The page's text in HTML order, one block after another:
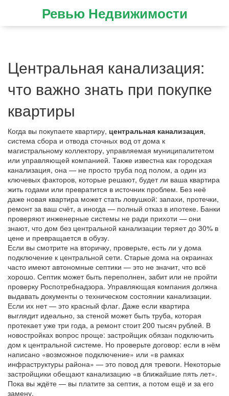
Ревью Недвижимости
Центральная канализация:
что важно знать при покупке
квартиры
Когда вы покупаете квартиру, центральная канализация,
система сбора и отвода сточных вод от дома к
магистральному коллектору, управляемая муниципалитетом
или управляющей компанией. Также известна как городская
канализация, она — не просто труба под полом, а один из
ключевых факторов, которые решают, будет ли ваша квартира
жить годами или превратится в источник проблем. Без неё
даже новая квартира может стать ловушкой: запахи, протечки,
ремонт за ваш счёт, а иногда — полный отказ в ипотеке. Банки
проверяют инженерные системы не ради прихоти — они
знают, что дом без центральной канализации теряет до 30% в
цене и превращается в обузу.
Если вы смотрите на вторичку, проверьте, есть ли у дома
подключение к центральной сети. Старые дома на окраинах
часто имеют автономные септики — это не значит, что всё
хорошо. Септик может быть переполнен, забит или не пройти
проверку Роспотребнадзора. Управляющая компания должна
выдавать документы о техническом состоянии канализации.
Если их нет — это красный флаг. Даже если квартира
выглядит идеально, за стеной может быть труба, которая
протекает уже три года, а ремонт стоит 200 тысяч рублей. В
новостройках вопрос проще: застройщик обязан подключить
дом к центральной системе. Но проверьте договор: если в нём
написано «возможное подключение» или «в рамках
инфраструктуры района» — это повод для тревоги. Некоторые
застройщики обещают канализацию «в ближайшие пять лет».
Пока вы ждёте — вы платите за септик, а потом ещё и за его
замену.